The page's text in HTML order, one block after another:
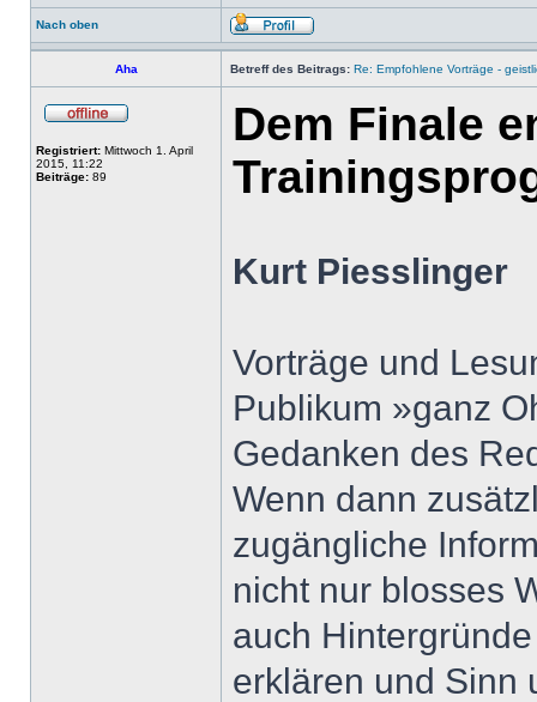
Nach oben
Aha Betreff des Beitrags: Re: Empfohlene Vorträge -
Registriert: Mittwoch 1. April
2015, 11:22
Beiträge: 89
Dem Finale
Kurt Piesslinger
Vorträge und
Publikum »ganz
Gedanken des
Wenn dann
zugängliche
nicht nur blosses
auch
erklären und Sinn